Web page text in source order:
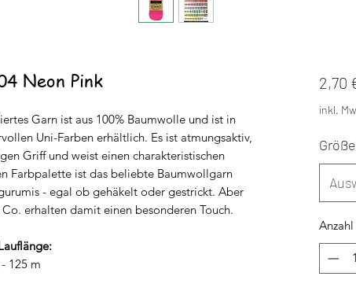
Neon Pink
Garn ist aus 100% Baumwolle und ist in
Uni-Farben erhältlich. Es ist atmungsaktiv,
Griff und weist einen charakteristischen
Farbpalette ist das beliebte Baumwollgarn
- egal ob gehäkelt oder gestrickt. Aber
erhalten damit einen besonderen Touch.
125 m
2,70
inkl.
Größe
Anzahl